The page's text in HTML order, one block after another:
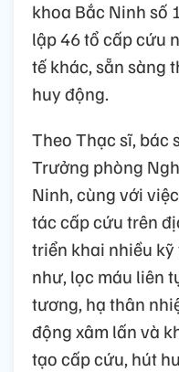
khoa Bắc Ninh số
lập 46 tổ cấp cứu
tế khác, sẵn sàng
huy động.
Theo Thạc sĩ, bác
Trưởng phòng
Ninh, cùng với
tác cấp cứu trên
triển khai nhiều
như, lọc máu liên
tương, hạ thân
động xâm lấn và
tạo cấp cứu, hút